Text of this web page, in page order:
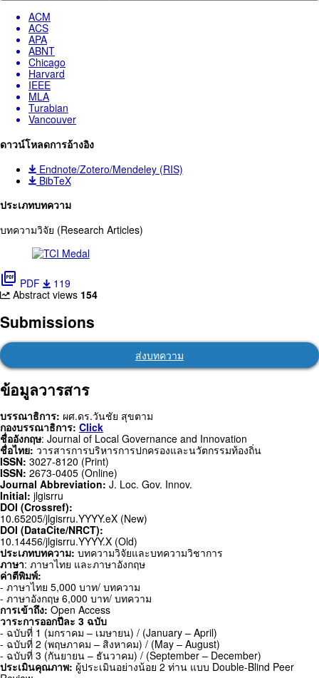
ACM
ACS
APA
ABNT
Chicago
Harvard
IEEE
MLA
Turabian
Vancouver
ดาวน์โหลดการอ้างอิง
Endnote/Zotero/Mendeley (RIS)
BibTeX
ประเภทบทความ
บทความวิจัย (Research Articles)
picture_as_pdf PDF
119
Abstract views 154
Submissions
ส่งบทความ
ข้อมูลวารสาร
บรรณาธิการ: ผศ.ดร.วันชัย สุขตาม
กองบรรณาธิการ: Click
ชื่ออังกฤษ: Journal of Local Governance and Innovation
ชื่อไทย: วารสารการบริหารการปกครองและนวัตกรรมท้องถิ่น
ISSN: 3027-8120 (Print)
ISSN: 2673-0405 (Online)
Journal Abbreviation: J. Loc. Gov. Innov.
Initial: jlgisrru
DOI (Crossref):
10.65205/jlgisrru.YYYY.eX (New)
DOI (DataCite/NRCT):
10.14456/jlgisrru.YYYY.X (Old)
ประเภทบทความ: บทความวิจัยและบทความวิชาการ
ภาษา: ภาษาไทย และภาษาอังกฤษ
ค่าตีพิมพ์:
- ภาษาไทย 5,000 บาท/ บทความ
- ภาษาอังกฤษ 6,000 บาท/ บทความ
การเข้าถึง: Open Access
วาระการออกปีละ 3 ฉบับ
- ฉบับที่ 1 (มกราคม – เมษายน) / (January – April)
- ฉบับที่ 2 (พฤษภาคม – สิงหาคม) / (May – August)
- ฉบับที่ 3 (กันยายน – ธันวาคม) / (September – December)
ประเมินคุณภาพ: ผู้ประเมินอย่างน้อย 2 ท่าน แบบ Double-Blind Peer